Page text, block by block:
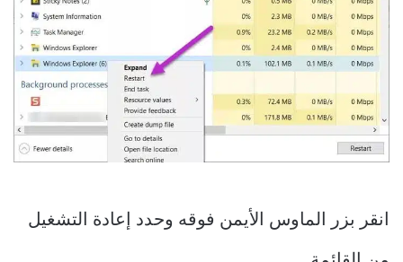
انقر بزر الماوس الأيمن فوقه وحدد إعادة التشغيل